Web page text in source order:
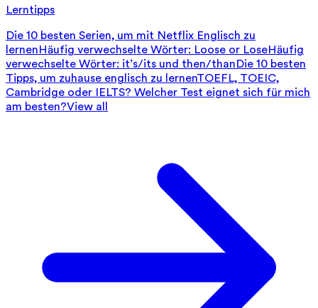
Lerntipps
Die 10 besten Serien, um mit Netflix Englisch zu
lernenHäufig verwechselte Wörter: Loose or LoseHäufig
verwechselte Wörter: it’s/its und then/thanDie 10 besten
Tipps, um zuhause englisch zu lernenTOEFL, TOEIC,
Cambridge oder IELTS? Welcher Test eignet sich für mich
am besten?View all